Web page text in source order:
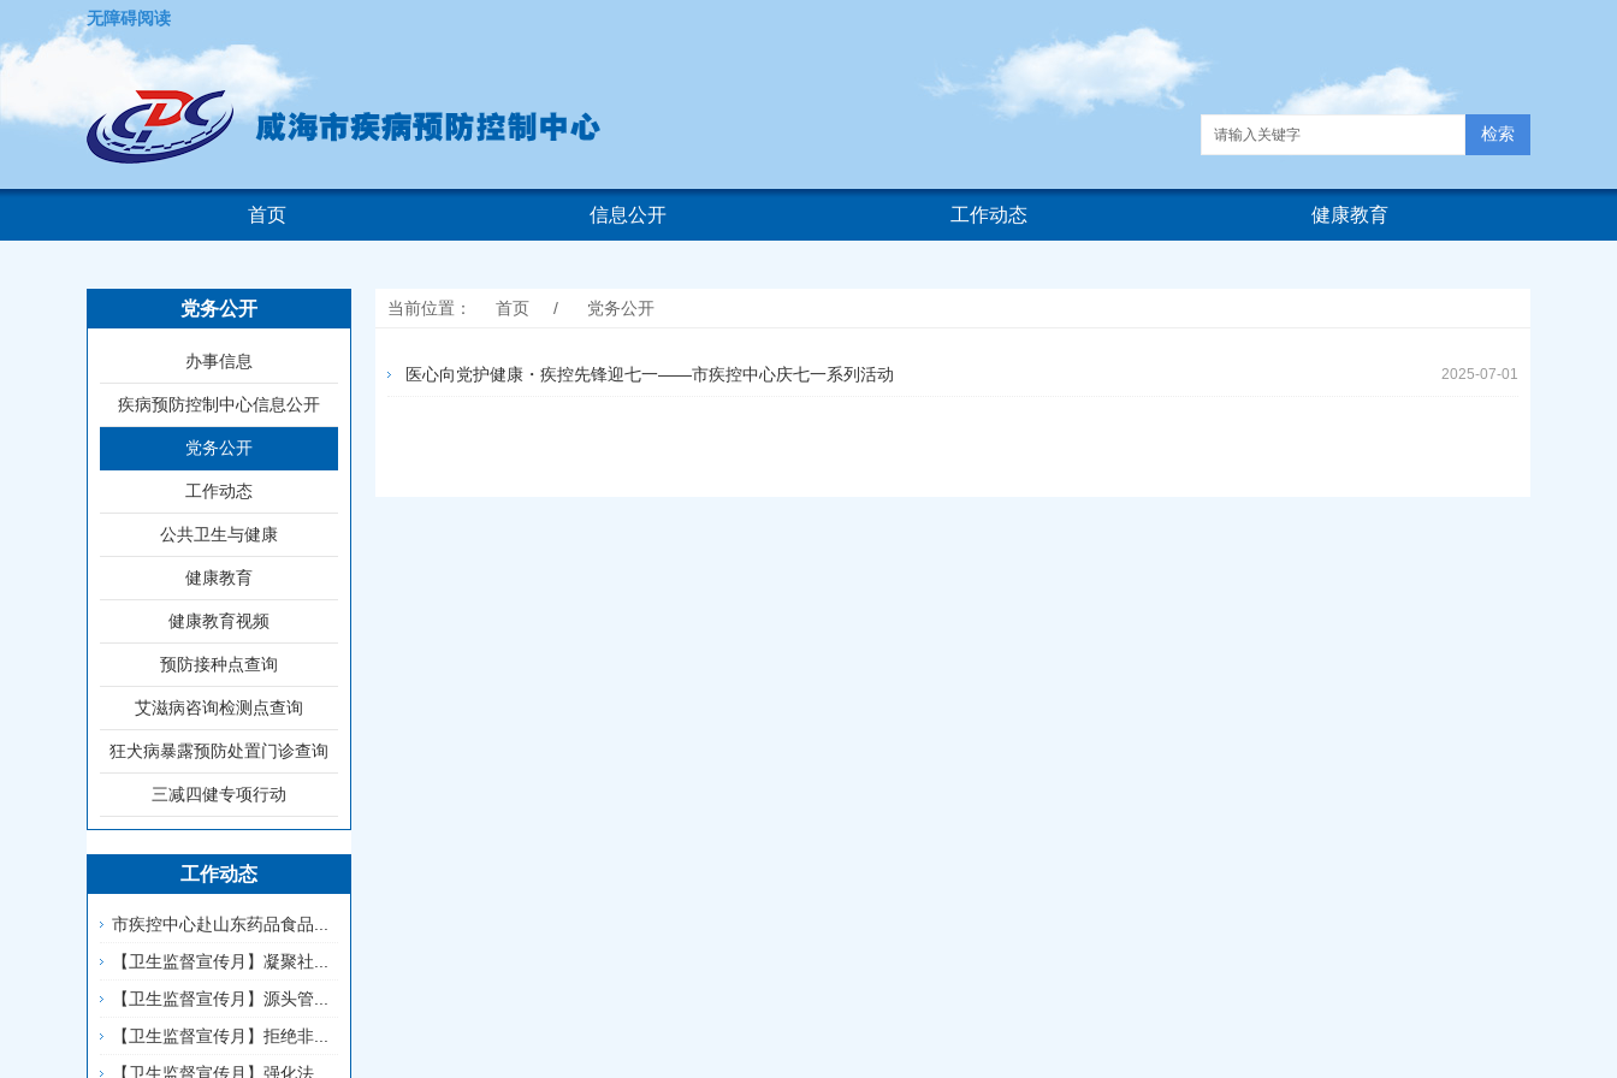
无障碍阅读
首页 信息公开 工作动态 健康教育
党务公开
办事信息
疾病预防控制中心信息公开
党务公开
工作动态
公共卫生与健康
健康教育
健康教育视频
预防接种点查询
艾滋病咨询检测点查询
狂犬病暴露预防处置门诊查询
三减四健专项行动
工作动态
市疾控中心赴山东药品食品...
【卫生监督宣传月】凝聚社...
【卫生监督宣传月】源头管...
【卫生监督宣传月】拒绝非...
【卫生监督宣传月】强化法...
当前位置： 首页 / 党务公开
2025-07-01
医心向党护健康・疾控先锋迎七一——市疾控中心庆七一系列活动